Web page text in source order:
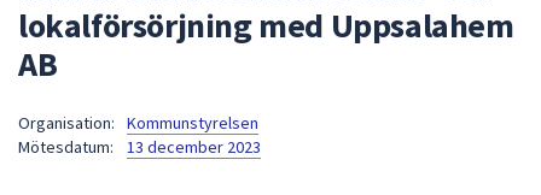
sökförslag
lokalförsörjning med Uppsalahem
AB
Organisation:
Kommunstyrelsen
Mötesdatum:
13 december 2023